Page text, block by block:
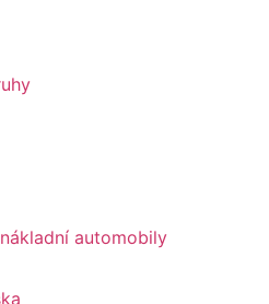
automobily